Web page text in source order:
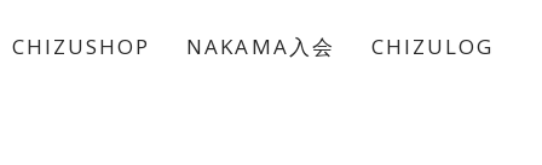
CHIZUSHOP NAKAMA入会 CHIZULOG